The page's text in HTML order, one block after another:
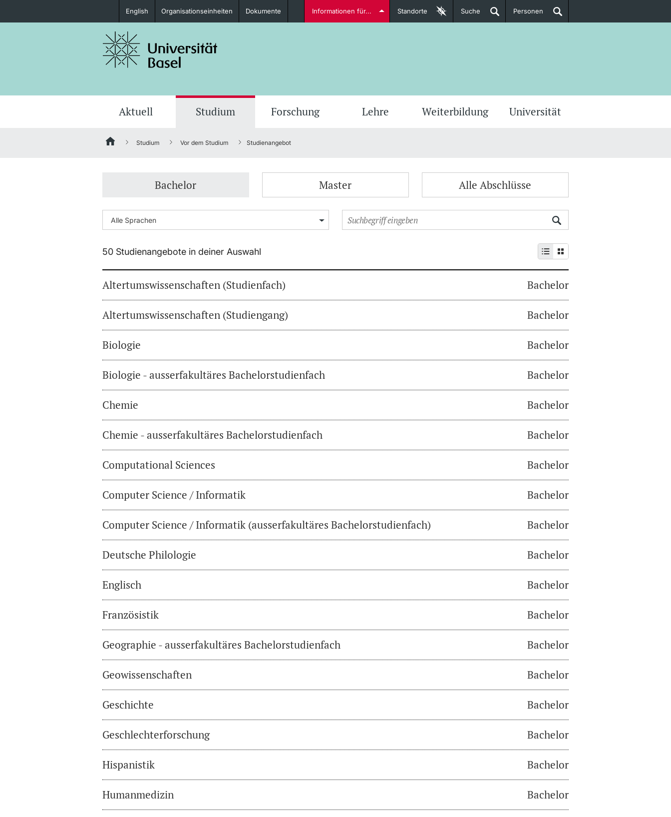
Studieninteressierte
Fördernde & Alumni
weitere Informationen weitere Informationen
English Organisationseinheiten Dokumente Informationen für... Standorte Suche Personen
Aktuell Studium Forschung Lehre Weiterbildung Universität
Studium Vor dem Studium Studienangebot
Bachelor Master Alle Abschlüsse
50 Studienangebote in deiner Auswahl
Altertumswissenschaften (Studienfach) Bachelor
Altertumswissenschaften (Studiengang) Bachelor
Biologie Bachelor
Biologie - ausserfakultäres Bachelorstudienfach Bachelor
Chemie Bachelor
Chemie - ausserfakultäres Bachelorstudienfach Bachelor
Computational Sciences Bachelor
Computer Science / Informatik Bachelor
Computer Science / Informatik (ausserfakultäres Bachelorstudienfach) Bachelor
Deutsche Philologie Bachelor
Englisch Bachelor
Französistik Bachelor
Geographie - ausserfakultäres Bachelorstudienfach Bachelor
Geowissenschaften Bachelor
Geschichte Bachelor
Geschlechterforschung Bachelor
Hispanistik Bachelor
Humanmedizin Bachelor